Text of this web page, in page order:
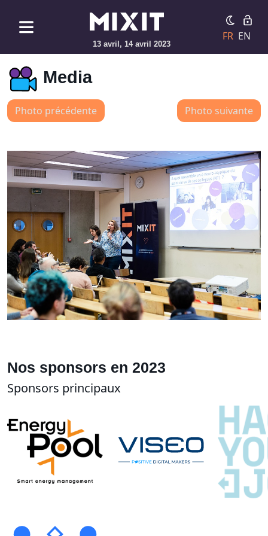
13 avril, 14 avril 2023
FR EN
Media
Photo précédente Photo suivante
Nos sponsors en 2023
Sponsors principaux